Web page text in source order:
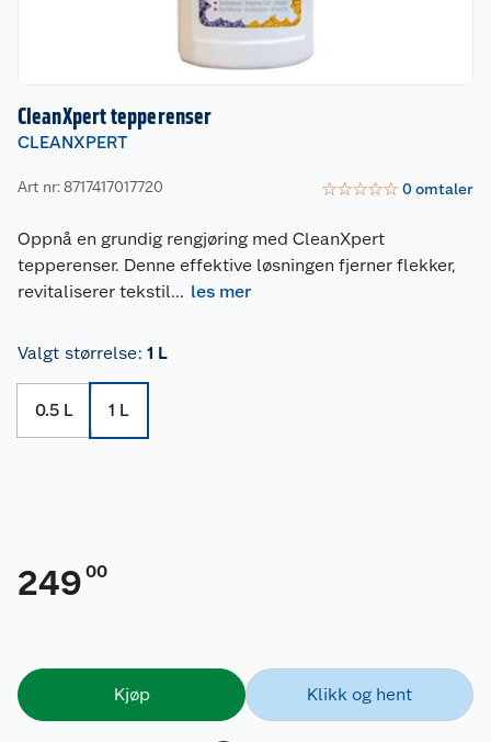
CleanXpert tepperenser
CLEANXPERT
Art nr: 8717417017720 ☆☆☆☆☆ 0omtaler
Oppnå en grundig rengjøring med CleanXpert
tepperenser. Denne effektive løsningen fjerner flekker,
revitaliserer tekstil... les mer
Valgt størrelse: 1 L
0.5 L 1 L
249 00
Kjøp Klikk og hent